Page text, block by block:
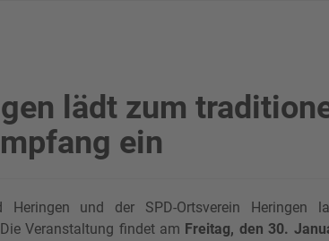
lädt zum
ein
Heringen und der SPD-Ortsverein Heringen
Veranstaltung findet am Freitag, den 30.